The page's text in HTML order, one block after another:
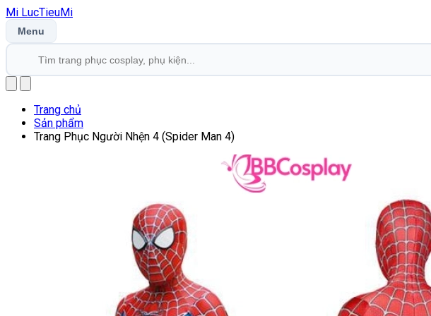
Mi LucTieuMi
Menu
Trang chủ
Sản phẩm
Trang Phục Người Nhện 4 (Spider Man 4)